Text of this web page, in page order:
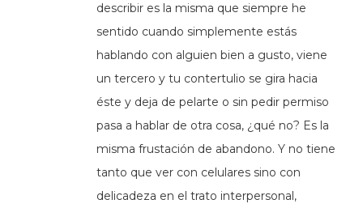
describir es la misma que siempre he
sentido cuando simplemente estás
hablando con alguien bien a gusto, viene
un tercero y tu contertulio se gira hacia
éste y deja de pelarte o sin pedir permiso
pasa a hablar de otra cosa, ¿qué no? Es la
misma frustación de abandono. Y no tiene
tanto que ver con celulares sino con
delicadeza en el trato interpersonal,